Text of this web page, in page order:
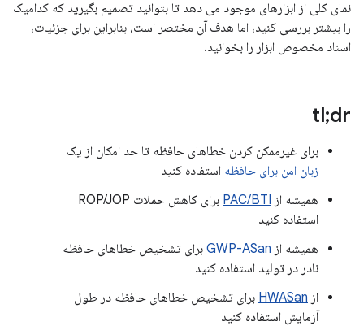
نمای کلی از ابزارهای موجود می دهد تا بتوانید تصمیم بگیرید که کدامیک
را بیشتر بررسی کنید، اما هدف آن مختصر است، بنابراین برای جزئیات،
اسناد مخصوص ابزار را بخوانید.
tl;dr
برای غیرممکن کردن خطاهای حافظه تا حد امکان از یک
زبان امن برای حافظه استفاده کنید
همیشه از PAC/BTI
برای کاهش حملات ROP/JOP
استفاده کنید
همیشه از GWP-ASan برای تشخیص خطاهای حافظه
نادر در تولید استفاده کنید
از HWASan برای تشخیص خطاهای حافظه در طول
آزمایش استفاده کنید